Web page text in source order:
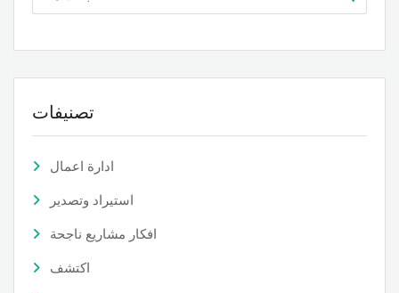
تصنيفات
ادارة اعمال
استيراد وتصدير
افكار مشاريع ناجحة
اكتشف